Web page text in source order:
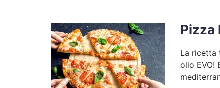
Pizza
La ricetta
olio EVO!